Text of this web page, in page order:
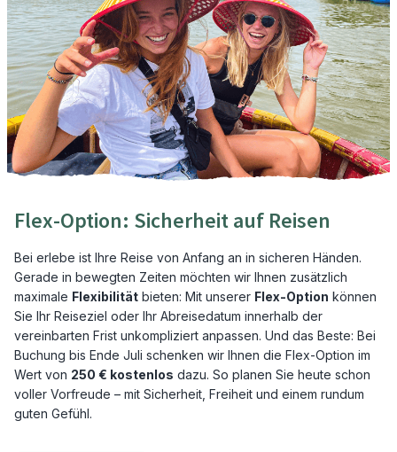
Flex-Option: Sicherheit auf Reisen
Bei erlebe ist Ihre Reise von Anfang an in sicheren Händen.
Gerade in bewegten Zeiten möchten wir Ihnen zusätzlich
maximale Flexibilität bieten: Mit unserer Flex-Option können
Sie Ihr Reiseziel oder Ihr Abreisedatum innerhalb der
vereinbarten Frist unkompliziert anpassen. Und das Beste: Bei
Buchung bis Ende Juli schenken wir Ihnen die Flex-Option im
Wert von 250 € kostenlos dazu. So planen Sie heute schon
voller Vorfreude – mit Sicherheit, Freiheit und einem rundum
guten Gefühl.